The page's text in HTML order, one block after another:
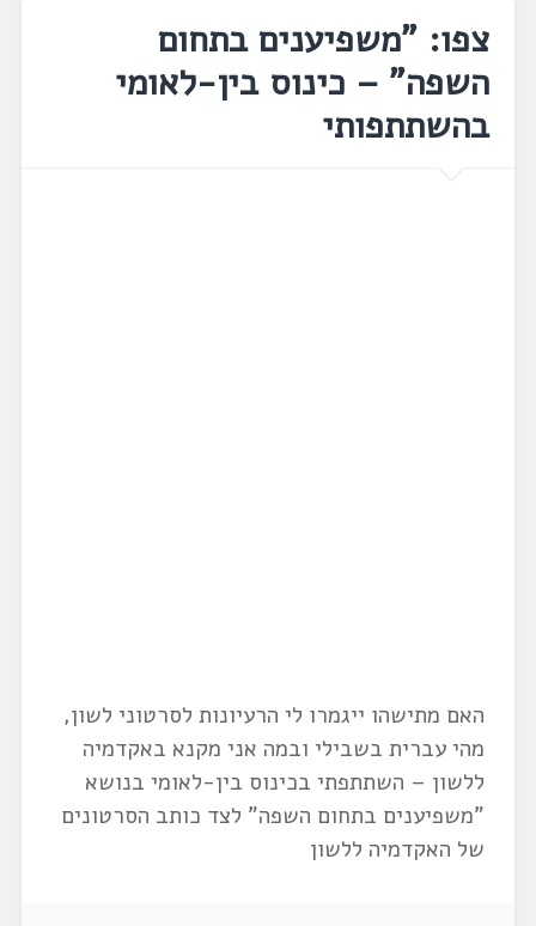
צפו: "משפיענים בתחום
השפה" – כינוס בין-לאומי
בהשתתפותי
האם מתישהו ייגמרו לי הרעיונות לסרטוני לשון,
מהי עברית בשבילי ובמה אני מקנא באקדמיה
ללשון – השתתפתי בכינוס בין-לאומי בנושא
"משפיענים בתחום השפה" לצד כותב הסרטונים
של האקדמיה ללשון